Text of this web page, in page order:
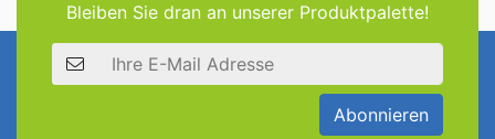
Bleiben Sie dran an unserer Produktpalette!
E-Mail Adresse
Abonnieren